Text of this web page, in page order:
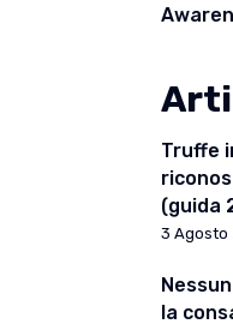
Truffe
(guida
3 Agosto
la